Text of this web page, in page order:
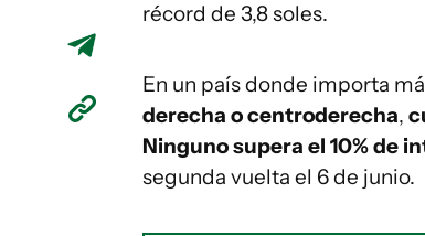
récord de 3,8 soles.
En un país donde importa
derecha o centroderecha,
Ninguno supera el 10% de
segunda vuelta el 6 de junio.